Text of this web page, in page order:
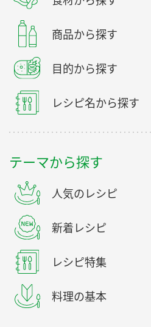
商品から探す
目的から探す
レシピ名から探す
テーマから探す
人気のレシピ
新着レシピ
レシピ特集
料理の基本